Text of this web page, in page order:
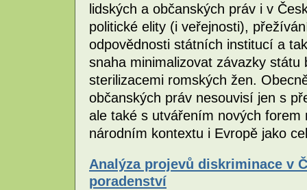
lidských a občanských práv i v
politické elity (i veřejnosti),
odpovědnosti státních institucí a
snaha minimalizovat závazky
sterilizacemi romských žen.
občanských práv nesouvisí jen s
ale také s utvářením nových
národním kontextu i Evropě jako
Analýza projevů diskriminace v
poradenství